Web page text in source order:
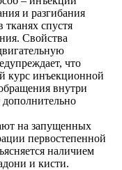
и разгибания
тканях спустя
Свойства
что
курс инъекционной
внутри
на запущенных
первостепенной
наличием
и кисти.